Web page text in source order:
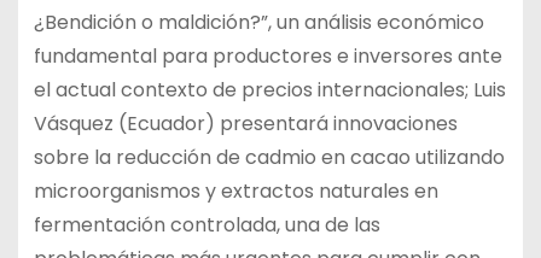
¿Bendición o maldición?”, un análisis económico
fundamental para productores e inversores ante
el actual contexto de precios internacionales; Luis
Vásquez (Ecuador) presentará innovaciones
sobre la reducción de cadmio en cacao utilizando
microorganismos y extractos naturales en
fermentación controlada, una de las